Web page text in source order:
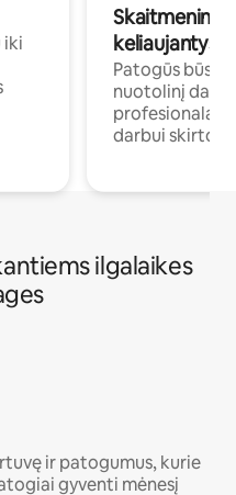
iki
keliaujantys
Patogūs
nuotolinį
darbui
ilgalaikes
ir patogumus, kurie
gyventi mėnesį